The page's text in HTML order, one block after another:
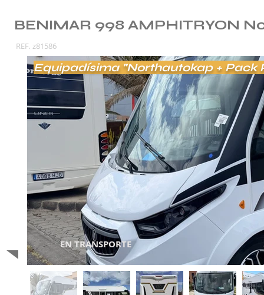
BENIMAR 998 AMPHITRYON
REF. z81586
EN TRANSPORTE
Equipadísima "Northautokap + Pack